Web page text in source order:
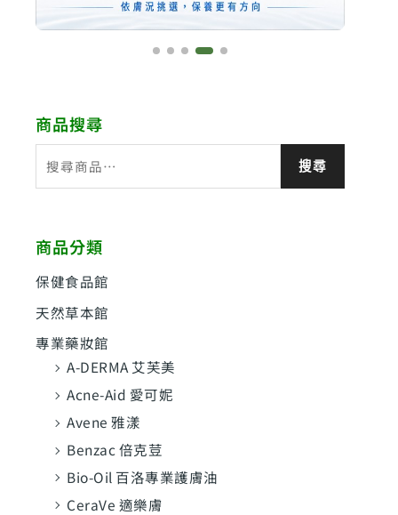
商品搜尋
尋
字
:
搜尋
商品分類
保健食品館
天然草本館
專業藥妝館
A-DERMA 艾芙美
Acne-Aid 愛可妮
Avene 雅漾
Benzac 倍克荳
Bio-Oil 百洛專業護膚油
CeraVe 適樂膚